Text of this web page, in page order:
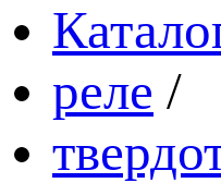
реле /